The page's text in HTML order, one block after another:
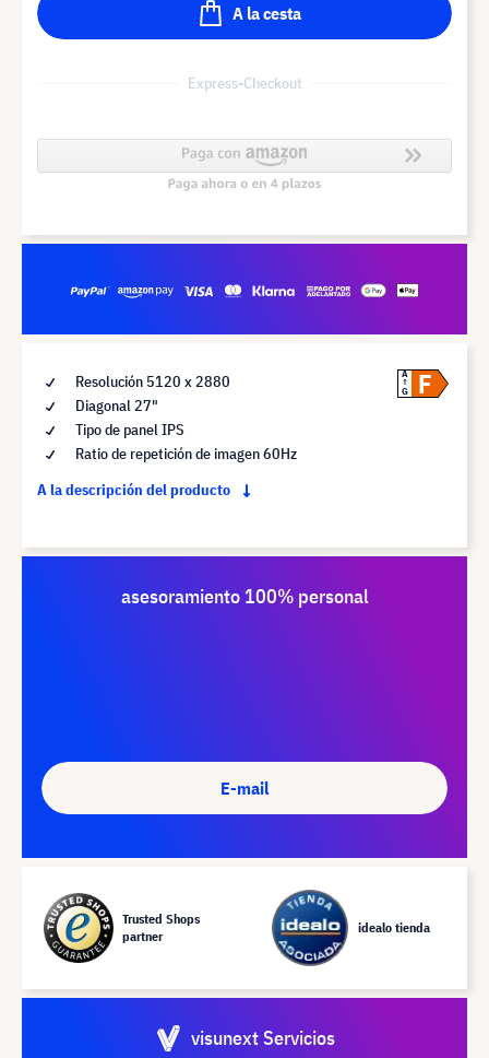
A la cesta
Express-Checkout
Resolución 5120 x 2880
Diagonal 27"
Tipo de panel IPS
Ratio de repetición de imagen 60Hz
A la descripción del producto
A
G
F
asesoramiento 100% personal
E-mail
Trusted Shops
partner
idealo tienda
visunext Servicios